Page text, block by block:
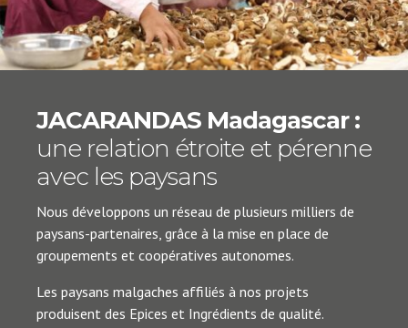
JACARANDAS Madagascar :
une relation étroite et pérenne
avec les paysans
Nous développons un réseau de plusieurs milliers de
paysans-partenaires, grâce à la mise en place de
groupements et coopératives autonomes.
Les paysans malgaches affiliés à nos projets
produisent des Epices et Ingrédients de qualité.